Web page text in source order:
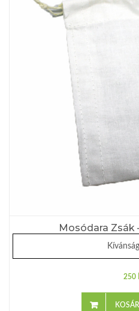
Mosódara Zsák
250